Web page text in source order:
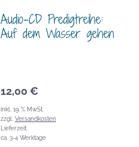
Audio-CD Predigtreihe:
Auf dem Wasser gehen
12,00 €
inkl. 19 % MwSt.
zzgl. Versandkosten
Lieferzeit:
ca. 3-4 Werktage